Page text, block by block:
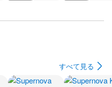
すべて見る